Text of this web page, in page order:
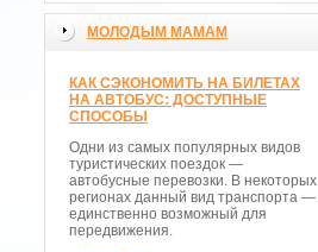
МОЛОДЫМ МАМАМ
КАК СЭКОНОМИТЬ НА БИЛЕТАХ
НА АВТОБУС: ДОСТУПНЫЕ
СПОСОБЫ
Одни из самых популярных видов
туристических поездок —
автобусные перевозки. В некоторых
регионах данный вид транспорта —
единственно возможный для
передвижения.